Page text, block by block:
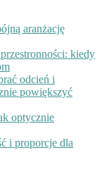
aranżację
kiedy
odcień i
powiększyć
optycznie
i proporcje dla